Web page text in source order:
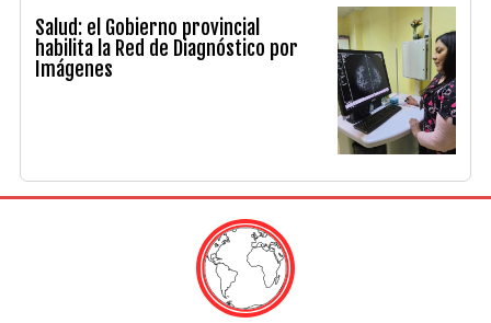
Salud: el Gobierno provincial
habilita la Red de Diagnóstico por
Imágenes